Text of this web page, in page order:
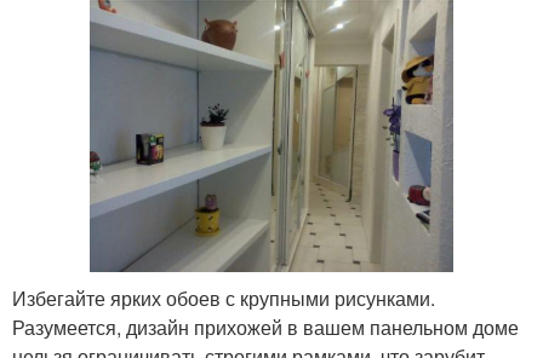
Избегайте ярких обоев с крупными рисунками.
Разумеется, дизайн прихожей в вашем панельном доме